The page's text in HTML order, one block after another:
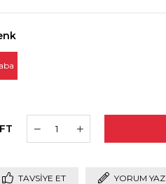
TAVSIYE ET YORUM YAZ